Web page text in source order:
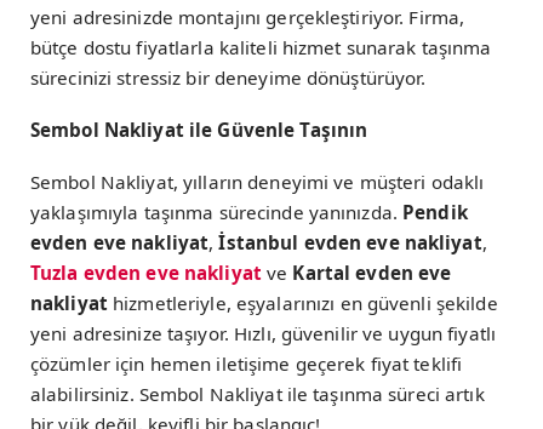
yeni adresinizde montajını gerçekleştiriyor. Firma,
bütçe dostu fiyatlarla kaliteli hizmet sunarak taşınma
sürecinizi stressiz bir deneyime dönüştürüyor.
Sembol Nakliyat ile Güvenle Taşının
Sembol Nakliyat, yılların deneyimi ve müşteri odaklı
yaklaşımıyla taşınma sürecinde yanınızda. Pendik
evden eve nakliyat,İstanbul evden eve nakliyat,
Tuzla evden eve nakliyatve Kartal evden eve
nakliyathizmetleriyle, eşyalarınızı en güvenli şekilde
yeni adresinize taşıyor. Hızlı, güvenilir ve uygun fiyatlı
çözümler için hemen iletişime geçerek fiyat teklifi
alabilirsiniz. Sembol Nakliyat ile taşınma süreci artık